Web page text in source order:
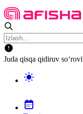
Juda qisqa qidiruv so‘rovi